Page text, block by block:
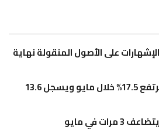
الإشهارات على الأصول المنقولة نهاية
نشاط التأجير التمويلي يرتفع 17.5% خلال مايو ويسجل 13.6
في مايو